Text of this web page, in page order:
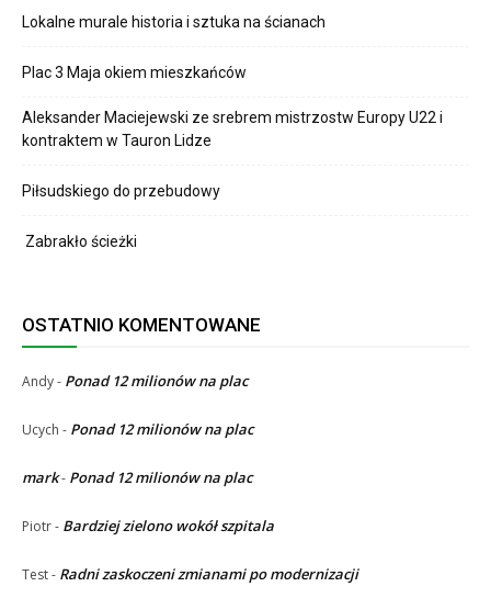
Lokalne murale historia i sztuka na ścianach
Plac 3 Maja okiem mieszkańców
Aleksander Maciejewski ze srebrem mistrzostw Europy U22 i
kontraktem w Tauron Lidze
Piłsudskiego do przebudowy
Zabrakło ścieżki
OSTATNIO KOMENTOWANE
Andy- Ponad 12 milionów na plac
Ucych - Ponad 12 milionów na plac
mark- Ponad 12 milionów na plac
Piotr- Bardziej zielono wokół szpitala
Test- Radni zaskoczeni zmianami po modernizacji